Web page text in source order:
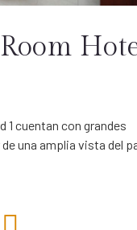
1 cuentan con grandes
una amplia vista del